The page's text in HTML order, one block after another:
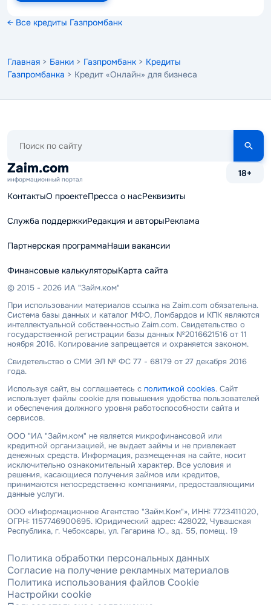
← Все кредиты Газпромбанк
Главная > Банки > Газпромбанк > Кредиты
Газпромбанка > Кредит «Онлайн» для бизнеса
сайту
Zaim.com
информационный портал
18+
КонтактыО проектеПресса о насРеквизиты
Служба поддержкиРедакция и авторыРеклама
Партнерская программаНаши вакансии
Финансовые калькуляторыКарта сайта
© 2015 - 2026 ИА "Займ.ком"
При использовании материалов ссылка на Zaim.com обязательна.
Система базы данных и каталог МФО, Ломбардов и КПК являются
интеллектуальной собственностью Zaim.com. Свидетельство о
государственной регистрации базы данных №2016621516 от 11
ноября 2016. Копирование запрещается и охраняется законом.
Свидетельство о СМИ ЭЛ № ФС 77 - 68179 от 27 декабря 2016
года.
Используя сайт, вы соглашаетесь с политикой cookies. Сайт
использует файлы cookie для повышения удобства пользователей
и обеспечения должного уровня работоспособности сайта и
сервисов.
ООО "ИА "Займ.ком" не является микрофинансовой или
кредитной организацией, не выдает займы и не привлекает
денежных средств. Информация, размещенная на сайте, носит
исключительно ознакомительный характер. Все условия и
решения, касающиеся получения займов или кредитов,
принимаются непосредственно компаниями, предоставляющими
данные услуги.
ООО «Информационное Агентство "Займ.Ком"», ИНН: 7723411020,
ОГРН: 1157746900695. Юридический адрес: 428022, Чувашская
Республика, г. Чебоксары, ул. Гагарина Ю., зд. 55, помещ. 19
Политика обработки персональных данных
Согласие на получение рекламных материалов
Политика использования файлов Cookie
Настройки cookie